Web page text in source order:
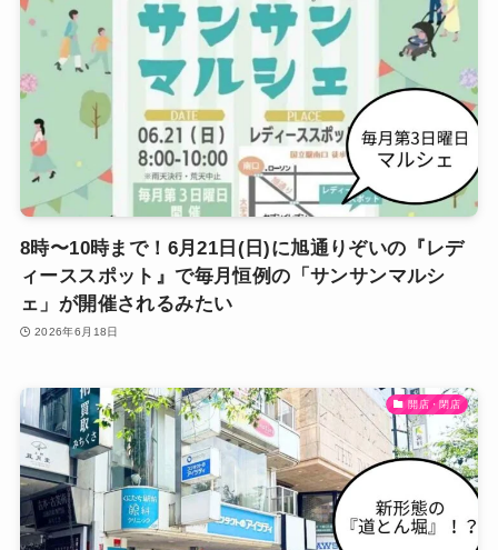
8時〜10時まで！6月21日(日)に旭通りぞいの『レデ
ィーススポット』で毎月恒例の「サンサンマルシ
ェ」が開催されるみたい
2026年6月18日
開店・閉店